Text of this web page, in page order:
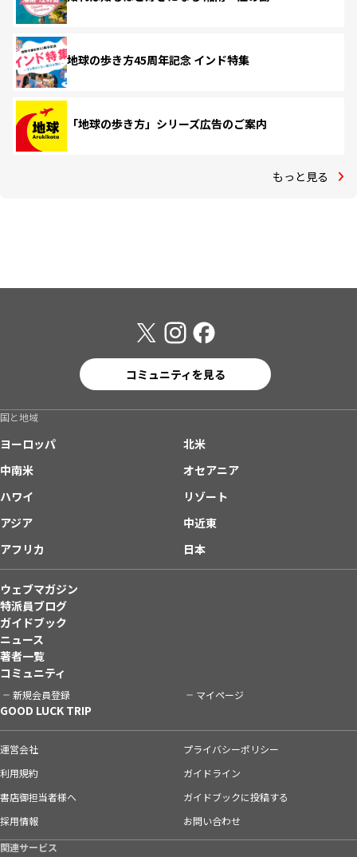
地球の歩き方45周年記念 インド特集
「地球の歩き方」シリーズ広告のご案内
もっと見る
コミュニティを見る
国と地域
ヨーロッパ
北米
中南米
オセアニア
ハワイ
リゾート
アジア
中近東
アフリカ
日本
ウェブマガジン
特派員ブログ
ガイドブック
ニュース
著者一覧
コミュニティ
新規会員登録 マイページ
GOOD LUCK TRIP
運営会社
プライバシーポリシー
利用規約
ガイドライン
書店御担当者様へ
ガイドブックに投稿する
採用情報
お問い合わせ
関連サービス